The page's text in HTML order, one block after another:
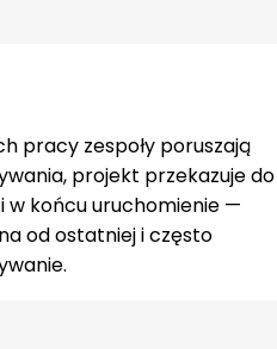
pracy zespoły poruszają
projekt przekazuje do
w końcu uruchomienie —
od ostatniej i często